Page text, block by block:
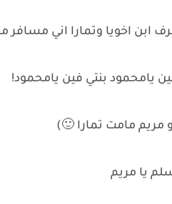
ابن اخويا وتمارا اني مسافر
يامحمود بنتي فين يامحمود!
مريم مامت تمارا 🙂)
يا مريم